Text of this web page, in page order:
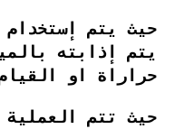
حيث يتم إستخدام
يتم إذابته
حراراة او
حيث تتم